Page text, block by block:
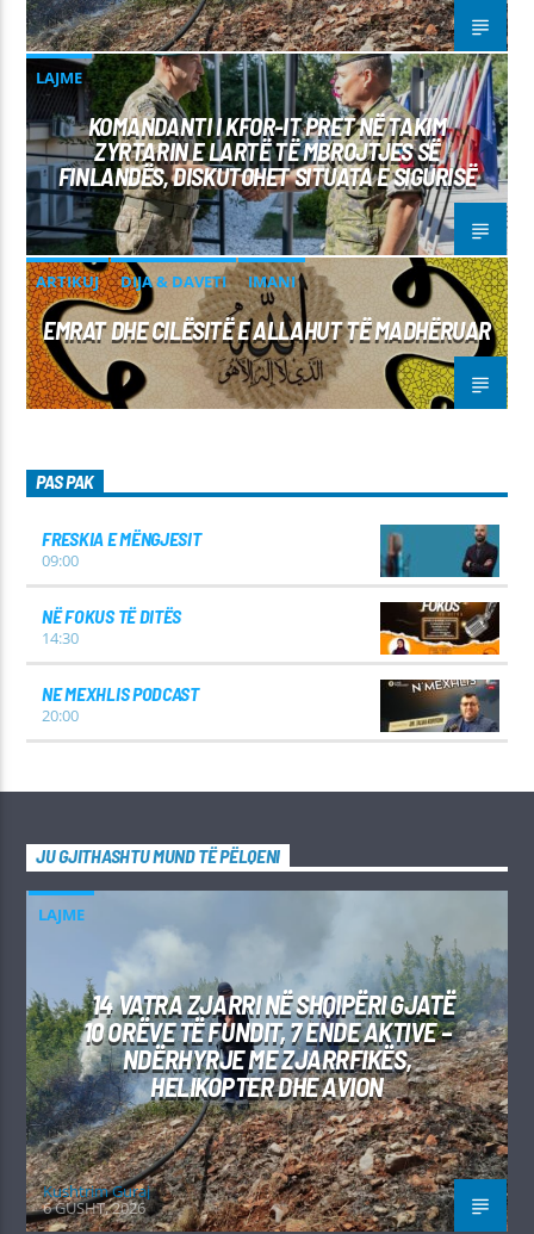
LAJME
KOMANDANTI I KFOR-IT PRET NË TAKIM
ZYRTARIN E LARTË TË MBROJTJES SË
FINLANDËS, DISKUTOHET SITUATA E SIGURISË
ARTIKUJ DIJA & DAVETI IMANI
EMRAT DHE CILËSITË E ALLAHUT TË MADHËRUAR
PAS PAK
FRESKIA E MËNGJESIT
09:00
NË FOKUS TË DITËS
14:30
NE MEXHLIS PODCAST
20:00
JU GJITHASHTU MUND TË PËLQENI
LAJME
14 VATRA ZJARRI NË SHQIPËRI GJATË
10 ORËVE TË FUNDIT, 7 ENDE AKTIVE –
NDËRHYRJE ME ZJARRFIKËS,
HELIKOPTER DHE AVION
Kushtrim Guraj
6 GUSHT, 2026